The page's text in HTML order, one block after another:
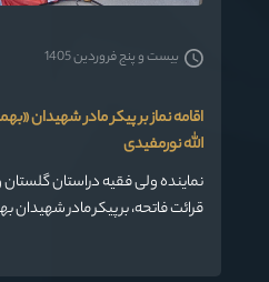
اقامه نماز بر پیکر مادر شهیدان
الله نورمفیدی
نماینده ولی فقیه دراستان
قرائت فاتحه، بر پیکر مادر
بیست و پنج فروردین 1405